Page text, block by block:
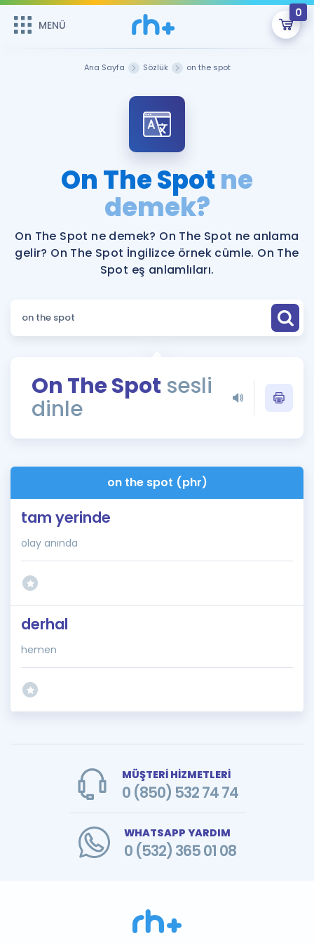
MENÜ
0
Şifremi Hatırlamıyorum
Sepetin Şu An Boş.
Remzi Hoca ile seni sınava hazırlayacak onlarca eğitim seni
bekliyor!
MENÜ
Katılımcı Görüşleri
Faydalı Araçlar
Ücretsiz Kaynaklar
Puan Hesaplama
ÖSYM Sınav Takvimi
Kampanyalar
İngilizce Gramer
İngilizce Gramer
Ana Sayfa Sözlük on the spot
On The Spotne
demek?
On The Spot ne demek? On The Spot ne anlama
gelir? On The Spot İngilizce örnek cümle. On The
Spot eş anlamlıları.
On The Spot sesli
dinle
on the spot (phr)
tam yerinde
olay anında
derhal
hemen
MÜŞTERİ HİZMETLERİ
0 (850) 532 74 74
WHATSAPP YARDIM
0 (532) 365 01 08